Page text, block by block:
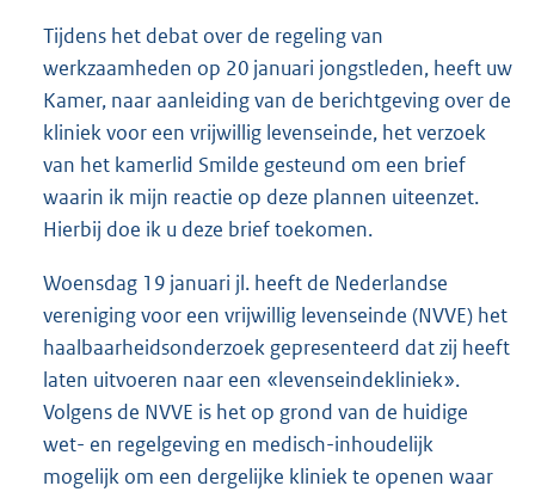
Tijdens het debat over de regeling van
werkzaamheden op 20 januari jongstleden, heeft uw
Kamer, naar aanleiding van de berichtgeving over de
kliniek voor een vrijwillig levenseinde, het verzoek
van het kamerlid Smilde gesteund om een brief
waarin ik mijn reactie op deze plannen uiteenzet.
Hierbij doe ik u deze brief toekomen.
Woensdag 19 januari jl. heeft de Nederlandse
vereniging voor een vrijwillig levenseinde (NVVE) het
haalbaarheidsonderzoek gepresenteerd dat zij heeft
laten uitvoeren naar een «levenseindekliniek».
Volgens de NVVE is het op grond van de huidige
wet- en regelgeving en medisch-inhoudelijk
mogelijk om een dergelijke kliniek te openen waar